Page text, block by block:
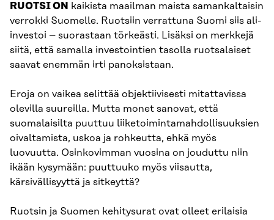
RUOTSI ON kaikista maailman maista samankaltaisin
verrokki Suomelle. Ruotsiin verrattuna Suomi siis ali-
investoi – suorastaan törkeästi. Lisäksi on merkkejä
siitä, että samalla investointien tasolla ruotsalaiset
saavat enemmän irti panoksistaan.
Eroja on vaikea selittää objektiivisesti mitattavissa
olevilla suureilla. Mutta monet sanovat, että
suomalaisilta puuttuu liiketoimintamahdollisuuksien
oivaltamista, uskoa ja rohkeutta, ehkä myös
luovuutta. Osinkovimman vuosina on jouduttu niin
ikään kysymään: puuttuuko myös viisautta,
kärsivällisyyttä ja sitkeyttä?
Ruotsin ja Suomen kehitysurat ovat olleet erilaisia